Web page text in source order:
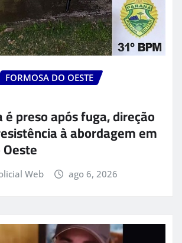
FORMOSA DO OESTE
preso após fuga, direção
à abordagem em
Web ago 6, 2026